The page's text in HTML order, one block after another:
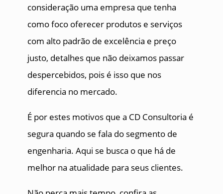
consideração uma empresa que tenha
como foco oferecer produtos e serviços
com alto padrão de excelência e preço
justo, detalhes que não deixamos passar
despercebidos, pois é isso que nos
diferencia no mercado.
É por estes motivos que a CD Consultoria é
segura quando se fala do segmento de
engenharia. Aqui se busca o que há de
melhor na atualidade para seus clientes.